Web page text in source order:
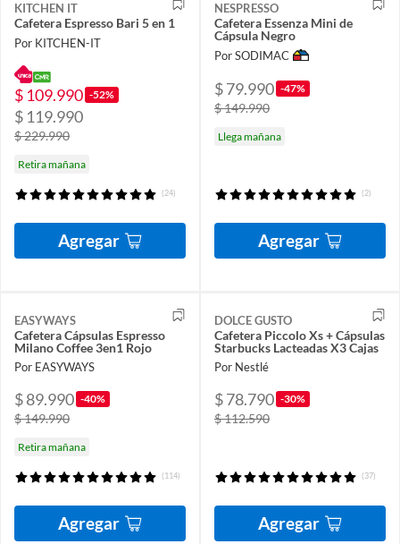
KITCHEN IT
Cafetera Espresso Bari 5 en 1
Por KITCHEN-IT
$ 109.990 -52%
$ 119.990
$ 229.990
Retira mañana
(24)
Agregar
NESPRESSO
Cafetera Essenza Mini de
Cápsula Negro
Por SODIMAC
$ 79.990 -47%
$ 149.990
Llega mañana
(2)
Agregar
EASYWAYS
Cafetera Cápsulas Espresso
Milano Coffee 3en1 Rojo
Por EASYWAYS
$ 89.990 -40%
$ 149.990
Retira mañana
(114)
Agregar
DOLCE GUSTO
Cafetera Piccolo Xs + Cápsulas
Starbucks Lacteadas X3 Cajas
Por Nestlé
$ 78.790 -30%
$ 112.590
(37)
Agregar